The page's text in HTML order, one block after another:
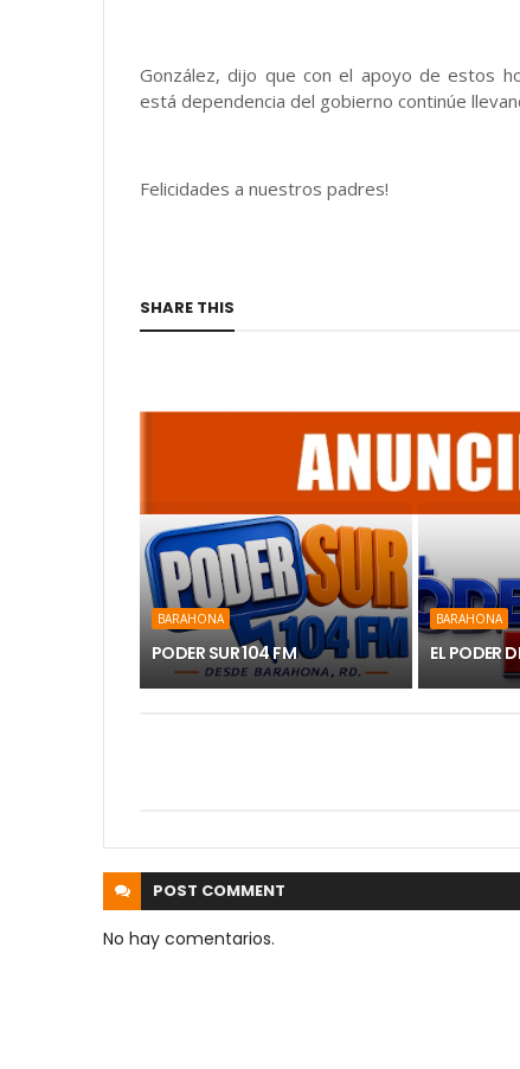
González, dijo que con el apoyo de estos
está dependencia del gobierno continúe
Felicidades a nuestros padres!
SHARE THIS
BARAHONA
PODER SUR 104 FM
BARAHONA
EL PODER
POST COMMENT
No hay comentarios.